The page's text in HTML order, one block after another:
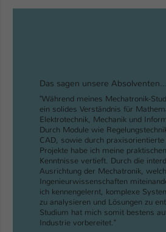
Das sagen unsere Absolventen...
"Während meines Mechatronik-
ein solides Verständnis für
Elektrotechnik, Mechanik und
Durch Module wie
CAD, sowie durch praxisorientierte
Projekte habe ich meine
Kenntnisse vertieft. Durch die
Ausrichtung der Mechatronik,
Ingenieurwissenschaften
ich kennengelernt, komplexe
zu analysieren und Lösungen zu
Studium hat mich somit bestens
Industrie vorbereitet."